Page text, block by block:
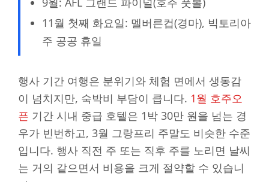
11월 첫째 화요일: 멜버른컵(경마), 빅토리아
주 공공 휴일
행사 기간 여행은 분위기와 체험 면에서 생동감
이 넘치지만, 숙박비 부담이 큽니다. 1월 호주오
픈 기간 시내 중급 호텔은 1박 30만 원을 넘는 경
우가 빈번하고, 3월 그랑프리 주말도 비슷한 수준
입니다. 행사 직전 주 또는 직후 주를 노리면 날씨
는 거의 같으면서 비용을 크게 절약할 수 있습니